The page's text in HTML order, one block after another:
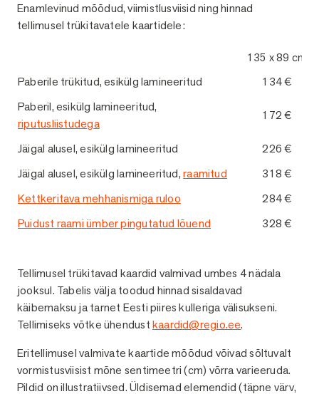
Enamlevinud mõõdud, viimistlusviisid ning hinnad
tellimusel trükitavatele kaartidele:
135 x 89 cm
Paberile trükitud, esikülg lamineeritud
134 €
Paberil, esikülg lamineeritud,
riputusliistudega
172 €
Jäigal alusel, esikülg lamineeritud
226 €
Jäigal alusel, esikülg lamineeritud,raamitud
318 €
Kettkeritava mehhanismiga ruloo
284 €
Puidust raami ümber pingutatud lõuend
328 €
Tellimusel trükitavad kaardid valmivad umbes 4 nädala
jooksul. Tabelis välja toodud hinnad sisaldavad
käibemaksu ja tarnet Eesti piires kulleriga välisukseni.
Tellimiseks võtke ühendustkaardid@regio.ee.
Eritellimusel valmivate kaartide mõõdud võivad sõltuvalt
vormistusviisist mõne sentimeetri (cm) võrra varieeruda.
Pildid on illustratiivsed. Üldisemad elemendid (täpne värv,